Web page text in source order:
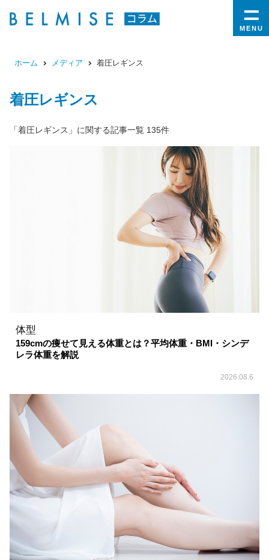
MENU
ホーム メディア 着圧レギンス
着圧レギンス
「着圧レギンス」に関する記事一覧 135件
体型
159cmの痩せて見える体重とは？平均体重・BMI・シンデ
レラ体重を解説
2026.08.6